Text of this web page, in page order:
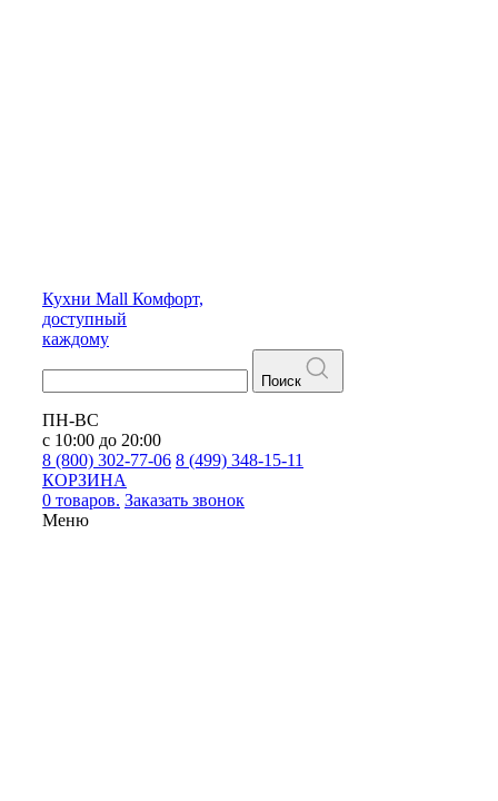
Кухни Mall Комфорт,
доступный
каждому
Поиск
ПН-ВС
с 10:00 до 20:00
8 (800) 302-77-06 8 (499) 348-15-11
КОРЗИНА
0 товаров. Заказать звонок
Меню